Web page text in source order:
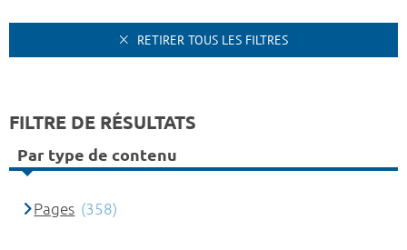
RETIRER TOUS LES FILTRES
FILTRE DE RÉSULTATS
Par type de contenu
Pages (358)